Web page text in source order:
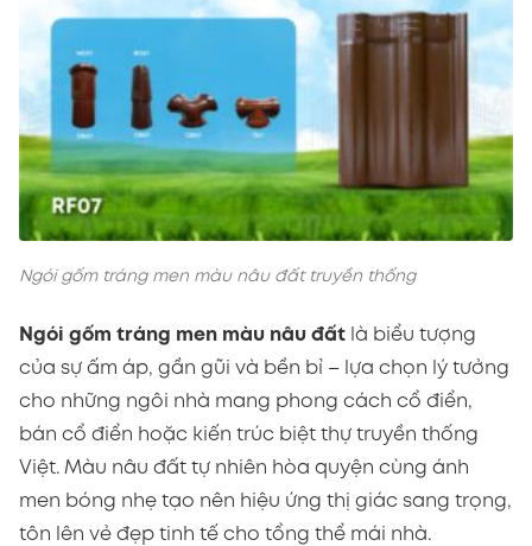
Ngói gốm tráng men màu nâu đất truyền thống
Ngói gốm tráng men màu nâu đất là biểu tượng
của sự ấm áp, gần gũi và bền bỉ – lựa chọn lý tưởng
cho những ngôi nhà mang phong cách cổ điển,
bán cổ điển hoặc kiến trúc biệt thự truyền thống
Việt. Màu nâu đất tự nhiên hòa quyện cùng ánh
men bóng nhẹ tạo nên hiệu ứng thị giác sang trọng,
tôn lên vẻ đẹp tinh tế cho tổng thể mái nhà.